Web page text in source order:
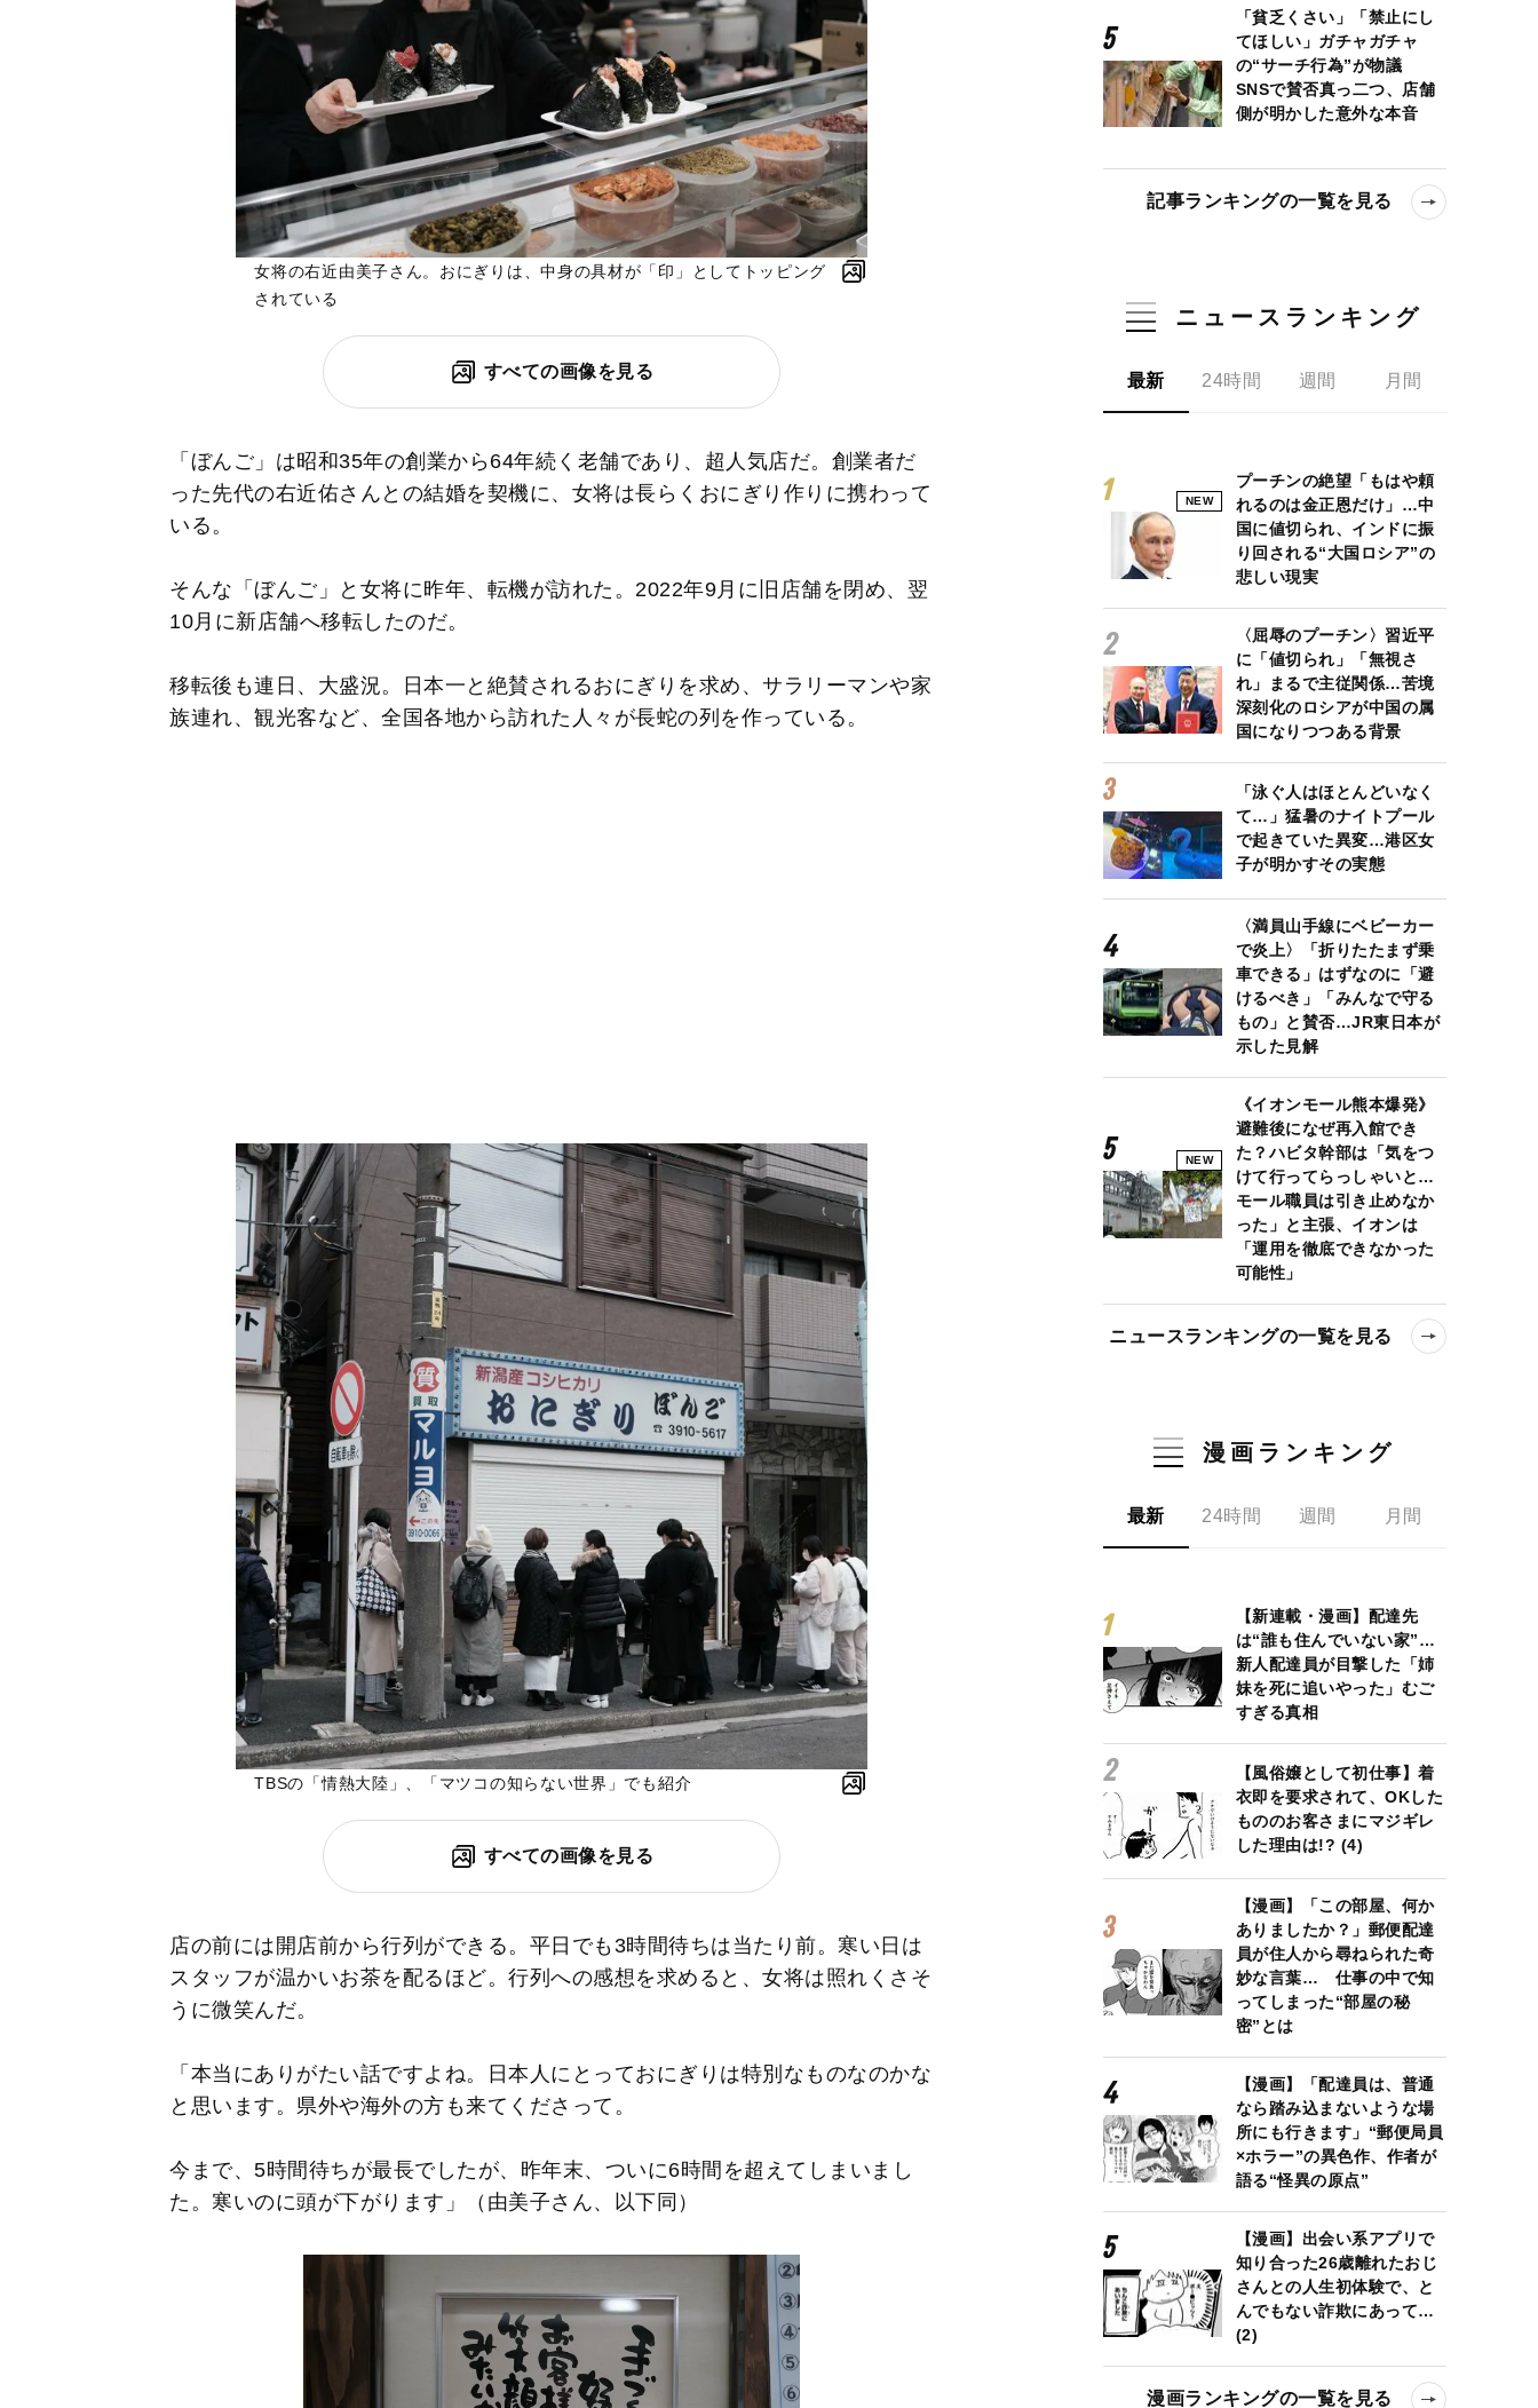
女将の右近由美子さん。おにぎりは、中身の具材が「印」としてトッピング
されている
すべての画像を見る
「ぼんご」は昭和35年の創業から64年続く老舗であり、超人気店だ。創業者だ
った先代の右近佑さんとの結婚を契機に、女将は長らくおにぎり作りに携わって
いる。
そんな「ぼんご」と女将に昨年、転機が訪れた。2022年9月に旧店舗を閉め、翌
10月に新店舗へ移転したのだ。
移転後も連日、大盛況。日本一と絶賛されるおにぎりを求め、サラリーマンや家
族連れ、観光客など、全国各地から訪れた人々が長蛇の列を作っている。
TBSの「情熱大陸」、「マツコの知らない世界」でも紹介
すべての画像を見る
店の前には開店前から行列ができる。平日でも3時間待ちは当たり前。寒い日は
スタッフが温かいお茶を配るほど。行列への感想を求めると、女将は照れくさそ
うに微笑んだ。
「本当にありがたい話ですよね。日本人にとっておにぎりは特別なものなのかな
と思います。県外や海外の方も来てくださって。
今まで、5時間待ちが最長でしたが、昨年末、ついに6時間を超えてしまいまし
た。寒いのに頭が下がります」（由美子さん、以下同）
「貧乏くさい」「禁止にし
てほしい」ガチャガチャ
の“サーチ行為”が物議
SNSで賛否真っ二つ、店舗
側が明かした意外な本音
記事ランキングの一覧を見る
ニュースランキング
最新 24時間 週間 月間
NEW
プーチンの絶望「もはや頼
れるのは金正恩だけ」…中
国に値切られ、インドに振
り回される“大国ロシア”の
悲しい現実
〈屈辱のプーチン〉習近平
に「値切られ」「無視さ
れ」まるで主従関係…苦境
深刻化のロシアが中国の属
国になりつつある背景
「泳ぐ人はほとんどいなく
て…」猛暑のナイトプール
で起きていた異変…港区女
子が明かすその実態
〈満員山手線にベビーカー
で炎上〉「折りたたまず乗
車できる」はずなのに「避
けるべき」「みんなで守る
もの」と賛否…JR東日本が
示した見解
NEW
《イオンモール熊本爆発》
避難後になぜ再入館でき
た？ハビタ幹部は「気をつ
けて行ってらっしゃいと…
モール職員は引き止めなか
った」と主張、イオンは
「運用を徹底できなかった
可能性」
ニュースランキングの一覧を見る
漫画ランキング
最新 24時間 週間 月間
【新連載・漫画】配達先
は“誰も住んでいない家”…
新人配達員が目撃した「姉
妹を死に追いやった」むご
すぎる真相
【風俗嬢として初仕事】着
衣即を要求されて、OKした
もののお客さまにマジギレ
した理由は!? (4)
【漫画】「この部屋、何か
ありましたか？」郵便配達
員が住人から尋ねられた奇
妙な言葉… 仕事の中で知
ってしまった“部屋の秘
密”とは
【漫画】「配達員は、普通
なら踏み込まないような場
所にも行きます」“郵便局員
×ホラー”の異色作、作者が
語る“怪異の原点”
【漫画】出会い系アプリで
知り合った26歳離れたおじ
さんとの人生初体験で、と
んでもない詐欺にあって…
(2)
漫画ランキングの一覧を見る